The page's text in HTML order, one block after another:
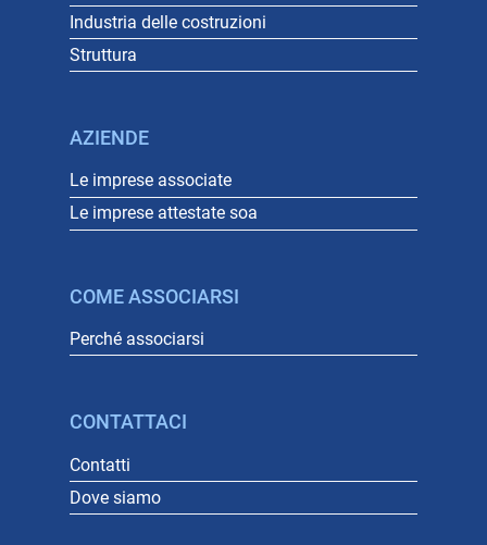
Industria delle costruzioni
Struttura
AZIENDE
Le imprese associate
Le imprese attestate soa
COME ASSOCIARSI
Perché associarsi
CONTATTACI
Contatti
Dove siamo